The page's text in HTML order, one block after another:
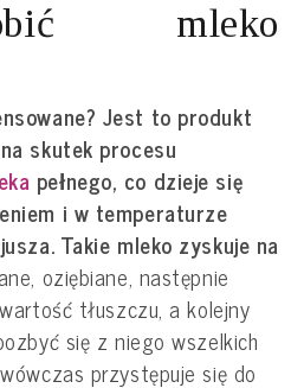
mleko
Jest to produkt
skutek procesu
pełnego, co dzieje się
i w temperaturze
Takie mleko zyskuje na
oziębiane, następnie
tłuszczu, a kolejny
się z niego wszelkich
przystępuje się do